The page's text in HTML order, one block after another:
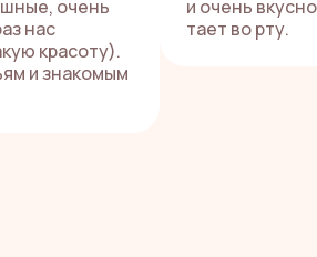
очень
нас
красоту).
и знакомым
и очень
тает во рту.